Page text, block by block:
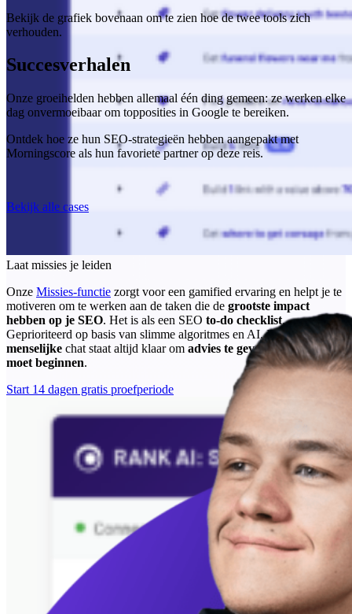
Laat missies je leiden
Onze Missies-functie zorgt voor een gamified ervaring en helpt je te
motiveren om te werken aan de taken die de grootste impact
hebben op je SEO. Het is als een SEO to-do checklist.
Geprioriteerd op basis van slimme algoritmes en AI. En onze
menselijke chat staat altijd klaar om advies te geven over waar je
moet beginnen.
Start 14 dagen gratis proefperiode
Bekijk de grafiek bovenaan om te zien hoe de twee tools zich
verhouden.
Succesverhalen
Onze groeihelden hebben allemaal één ding gemeen: ze werken elke
dag onvermoeibaar om topposities in Google te bereiken.
Ontdek hoe ze hun SEO-strategieën hebben aangepakt met
Morningscore als hun favoriete partner op deze reis.
Bekijk alle cases